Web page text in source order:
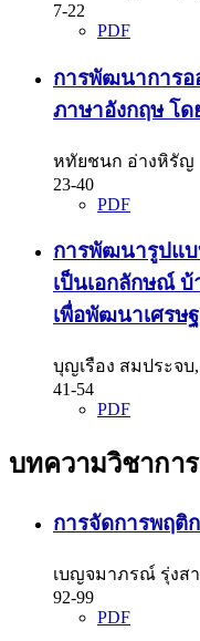
7-22
PDF
การพัฒนาการอ
ภาษาอังกฤษ โ
หทัยชนก อ่างหิรัญ
23-40
PDF
การพัฒนารูปแ
เป็นเอกลักษณ์
เพื่อพัฒนาเศรษ
บุญเรือง สมประจ
41-54
PDF
บทความวิชาการ
การจัดการพฤติ
เบญจมาภรณ์ รุ่งส
92-99
PDF